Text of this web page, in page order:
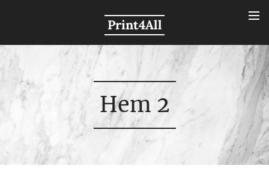
Print4All
Hem 2